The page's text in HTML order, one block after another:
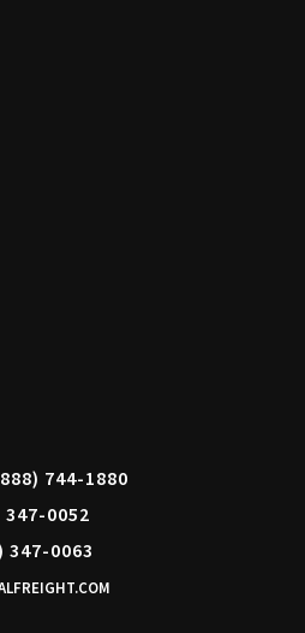
744-1880
347-0052
347-0063